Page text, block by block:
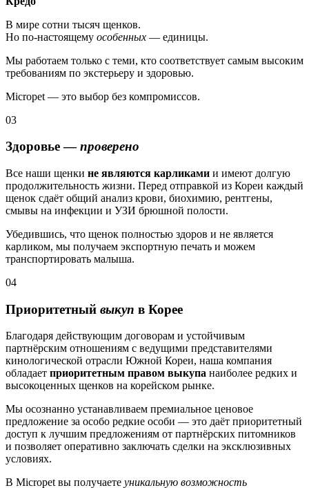
В мире сотни тысяч щенков.
Но по-настоящему особенных — единицы.
Мы работаем только с теми, кто соответствует самым высоким
требованиям по экстерьеру и здоровью.
Micropet — это выбор без компромиссов.
03
Здоровье —проверено
Все наши щенки не являются карликами и имеют долгую
продолжительность жизни. Перед отправкой из Кореи каждый
щенок сдаёт общий анализ крови, биохимию, рентгены,
смывы на инфекции и УЗИ брюшной полости.
Убедившись, что щенок полностью здоров и не является
карликом, мы получаем экспортную печать и можем
транспортировать малыша.
04
Приоритетный выкуп в Корее
Благодаря действующим договорам и устойчивым
партнёрским отношениям с ведущими представителями
кинологической отрасли Южной Кореи, наша компания
обладает приоритетным правом выкупа наиболее редких и
высокоценных щенков на корейском рынке.
Мы осознанно устанавливаем премиальное ценовое
предложение за особо редкие особи — это даёт приоритетный
доступ к лучшим предложениям от партнёрских питомников
и позволяет оперативно заключать сделки на эксклюзивных
условиях.
В Micropet вы получаете уникальную возможность